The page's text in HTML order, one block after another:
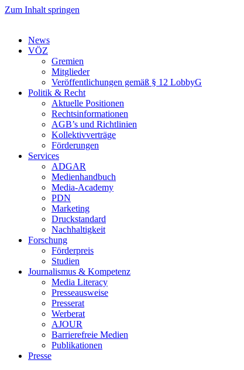
Zum Inhalt springen
News
VÖZ
Gremien
Mitglieder
Veröffentlichungen gemäß § 12 LobbyG
Politik & Recht
Aktuelle Positionen
Rechtsinformationen
AGB’s und Richtlinien
Kollektivverträge
Förderungen
Services
ADGAR
Medienhandbuch
Media-Academy
PDN
Marketing
Druckstandard
Nachhaltigkeit
Forschung
Förderpreis
Studien
Journalismus & Kompetenz
Media Literacy
Presseausweise
Presserat
Werberat
AJOUR
Barrierefreie Medien
Publikationen
Presse